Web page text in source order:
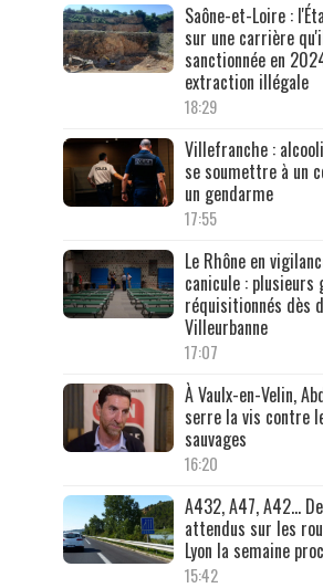
Saône-et-Loire :
sur une carrière
sanctionnée en
extraction illégale
18:29
Villefranche :
se soumettre à un
un gendarme
17:55
Le Rhône en
canicule : plusieurs
réquisitionnés dès
Villeurbanne
17:07
À Vaulx-en-Velin,
serre la vis contre
sauvages
16:20
A432, A47, A42…
attendus sur les
Lyon la semaine
15:42